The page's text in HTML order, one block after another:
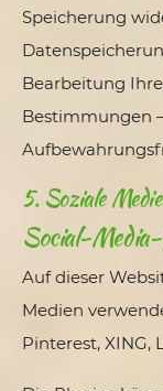
Speicherung
Bearbeitung
Bestimmungen
5. Soziale
Social-
Auf dieser
Medien
Pinterest, XING,